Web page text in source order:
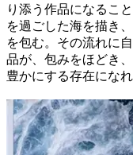
り添う作品になるこ
を過ごした海を描き
を包む。その流れに
品が、包みをほどき
豊かにする存在にな